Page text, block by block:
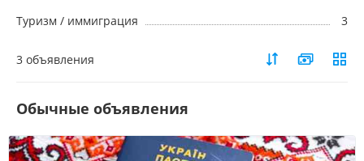
Туризм / иммиграция 3
3 объявления
Обычные объявления